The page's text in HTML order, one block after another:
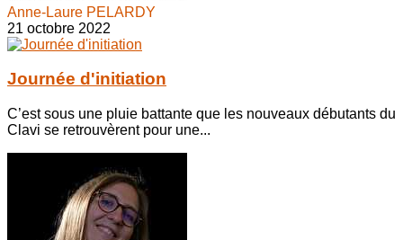
Anne-Laure PELARDY
21 octobre 2022
Journée d'initiation
C’est sous une pluie battante que les nouveaux débutants du
Clavi se retrouvèrent pour une...